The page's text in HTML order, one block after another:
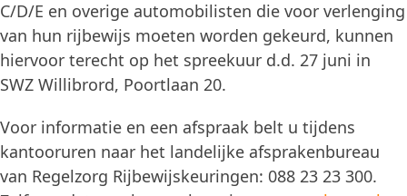
C/D/E en overige automobilisten die voor verlenging
van hun rijbewijs moeten worden gekeurd, kunnen
hiervoor terecht op het spreekuur d.d. 27 juni in
SWZ Willibrord, Poortlaan 20.
Voor informatie en een afspraak belt u tijdens
kantooruren naar het landelijke afsprakenbureau
van Regelzorg Rijbewijskeuringen: 088 23 23 300.